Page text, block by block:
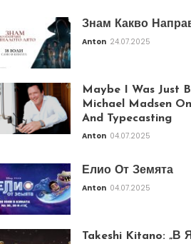
Знам Какво
Anton 24.07.2025
Maybe I Was Just
Michael Madsen
And Typecasting
Anton 04.07.2025
Елио От Земята
Anton 04.07.2025
Takeshi Kitano: „В